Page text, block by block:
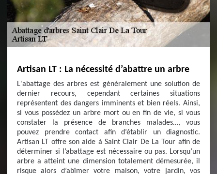
Artisan LT : La nécessité d’abattre un arbre
L'abattage des arbres est généralement une solution de
dernier recours, cependant certaines situations
représentent des dangers imminents et bien réels. Ainsi,
si vous possédez un arbre mort ou en fin de vie, si vous
constater la présence de branches malades…, vous
pouvez prendre contact afin d’établir un diagnostic.
Artisan LT offre son aide à Saint Clair De La Tour afin de
déterminer si l’abattage est nécessaire ou pas. Lorsqu’un
arbre a atteint une dimension totalement démesurée, il
risque alors d’abîmer votre maison, votre jardin, vos